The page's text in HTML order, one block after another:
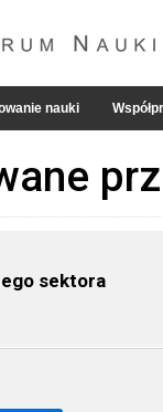
nauki
sektora